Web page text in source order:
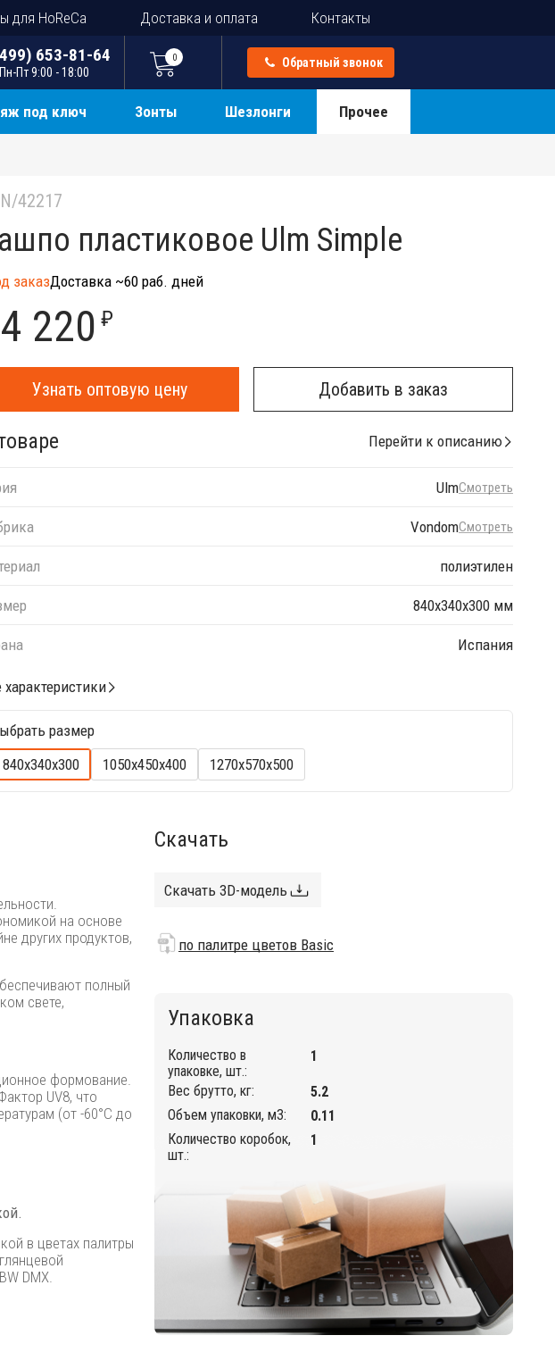
для HoReCa Доставка и оплата Контакты
653-81-64
Пн-Пт 9:00 - 18:00
0 Обратный звонок
под ключ Зонты Шезлонги Прочее
42217
пластиковое Ulm Simple
заказДоставка ~60 раб. дней
220 ₽
Узнать оптовую цену Добавить в заказ
Перейти к описанию
UlmСмотреть
VondomСмотреть
полиэтилен
840x340x300 мм
Испания
характеристики
размер
840x340x300
1050x450x400 1270x570x500
на основе
других продуктов,
полный
свете,
формование.
UV8, что
(от -60°C до
в цветах палитры
DMX.
Скачать
Скачать 3D-модель
по палитре цветов Basic
Упаковка
Количество в
упаковке, шт.:
1
Вес брутто, кг:
5.2
Объем упаковки, м3:
0.11
Количество коробок,
шт.:
1